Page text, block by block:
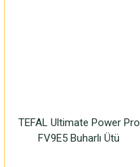
TEFAL Ultimate Power Pro
FV9E5 Buharlı Ütü